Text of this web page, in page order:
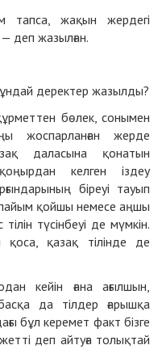
тапса, жақын жердегi
деп жазылған.
деректер жазылды?
бөлек, сонымен
жоспарланған жерде
даласына қонатын
келген іздеу
біреуі тауып
қойшы немесе аңшы
түсінбеуі де мүмкін.
қоса, қазақ тілінде де
кейін ғана ағылшын,
да тілдер ғарышқа
бұл керемет факт бізге
деп айтуға толықтай